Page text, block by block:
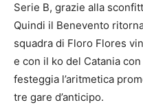
Serie B, grazie alla
Quindi il Benevento
squadra di Floro Flores
e con il ko del Catania
festeggia l’aritmetica
tre gare d’anticipo.